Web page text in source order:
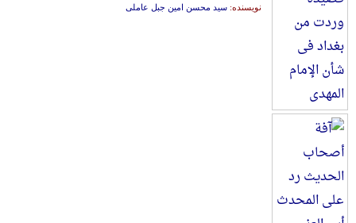
نویسنده: سید محسن امین جبل عاملی